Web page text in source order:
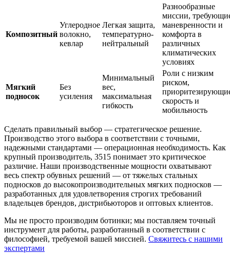
Композитный
Углеродное
волокно,
кевлар
Легкая защита,
температурно-
нейтральный
Разнообразные
миссии,
маневренности и
комфорта в
различных
климатических
условиях
Мягкий
подносок
Без
усиления
Минимальный
вес,
максимальная
гибкость
Роли с низким
риском,
скорость и
мобильность
Сделать правильный выбор — стратегическое решение.
Производство этого выбора в соответствии с точными,
надежными стандартами — операционная необходимость. Как
крупный производитель, 3515 понимает это критическое
различие. Наши производственные мощности охватывают
весь спектр обувных решений — от тяжелых стальных
подносков до высокопроизводительных мягких подносков —
разработанных для удовлетворения строгих требований
владельцев брендов, дистрибьюторов и оптовых клиентов.
Мы не просто производим ботинки; мы поставляем точный
инструмент для работы, разработанный в соответствии с
философией, требуемой вашей миссией. Свяжитесь с нашими
экспертами